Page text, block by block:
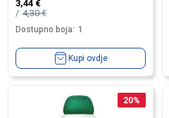
3,44 €
4,30€
Dostupno boja: 1
Kupi ovdje
20%